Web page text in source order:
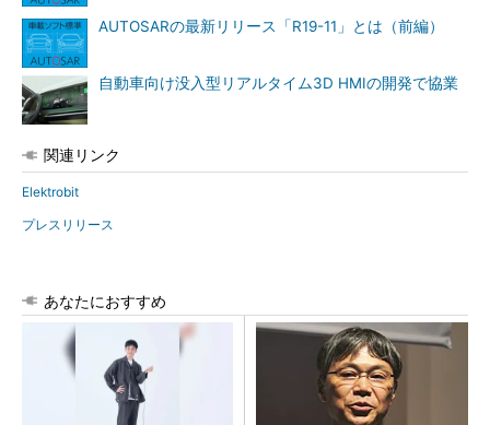
AUTOSARの最新リリース「R19-11」とは（前編）
自動車向け没入型リアルタイム3D HMIの開発で協業
関連リンク
Elektrobit
プレスリリース
あなたにおすすめ